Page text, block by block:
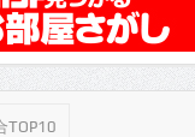
TOP10